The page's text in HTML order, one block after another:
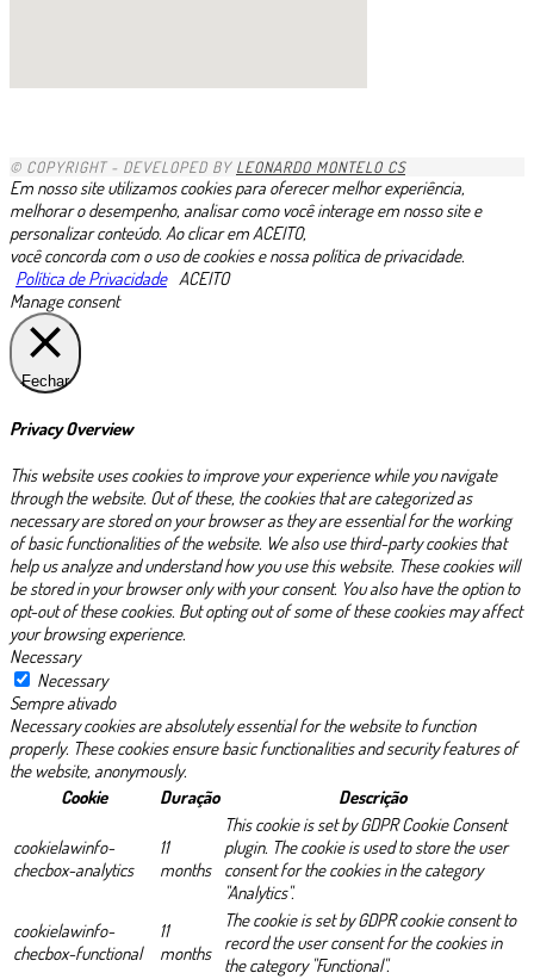
1xbet ทางเข้า
1xbet
lotoclub
Rtbet casino
1xbet зеркало
melbet
1xbet
1xbet
bouderland bound
BoostWin казино
1xbet скачать
© COPYRIGHT - DEVELOPED BY LEONARDO MONTELO CS
Em nosso site utilizamos cookies para oferecer melhor experiência,
melhorar o desempenho, analisar como você interage em nosso site e
personalizar conteúdo. Ao clicar em ACEITO,
você concorda com o uso de cookies e nossa política de privacidade.
Política de Privacidade ACEITO
Manage consent
Fechar
Privacy Overview
This website uses cookies to improve your experience while you navigate
through the website. Out of these, the cookies that are categorized as
necessary are stored on your browser as they are essential for the working
of basic functionalities of the website. We also use third-party cookies that
help us analyze and understand how you use this website. These cookies will
be stored in your browser only with your consent. You also have the option to
opt-out of these cookies. But opting out of some of these cookies may affect
your browsing experience.
Necessary
Necessary
Sempre ativado
Necessary cookies are absolutely essential for the website to function
properly. These cookies ensure basic functionalities and security features of
the website, anonymously.
Cookie
Duração Descrição
cookielawinfo-
checbox-analytics
11
months
This cookie is set by GDPR Cookie Consent
plugin. The cookie is used to store the user
consent for the cookies in the category
"Analytics".
cookielawinfo-
checbox-functional
11
months
The cookie is set by GDPR cookie consent to
record the user consent for the cookies in
the category "Functional".